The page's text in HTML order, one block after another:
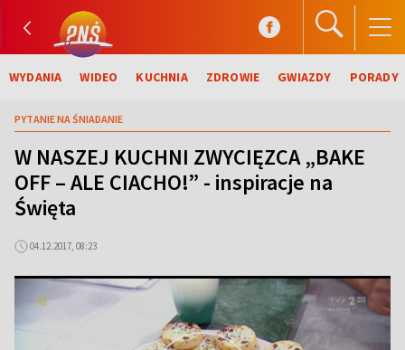
WYDANIA WIDEO KUCHNIA ZDROWIE GWIAZDY PORADY
PYTANIE NA ŚNIADANIE
W NASZEJ KUCHNI ZWYCIĘZCA „BAKE
OFF – ALE CIACHO!” - inspiracje na
Święta
04.12.2017, 08:23